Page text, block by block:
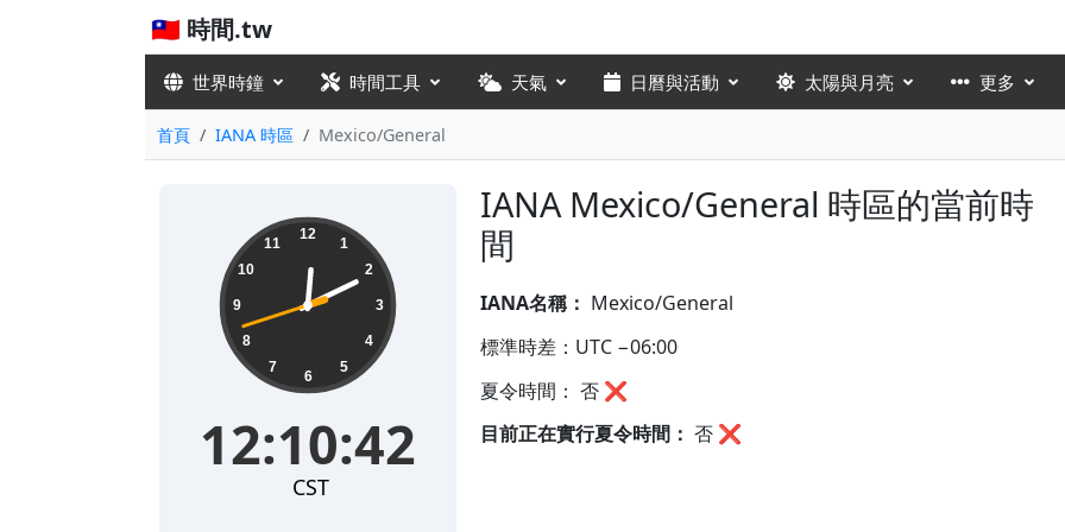
🇹🇼 時間.tw
世界時鐘 時間工具 天氣 日曆與活動 太陽與月亮 更多
首頁 IANA 時區 Mexico/General
IANA Mexico/General 時區的當前時
間
12:10:43 12
1
2
3
4
5
6
7
8
9
10
11
12:10:43
CST
IANA名稱： Mexico/General
標準時差：UTC −06:00
夏令時間： 否 ❌
目前正在實行夏令時間： 否 ❌